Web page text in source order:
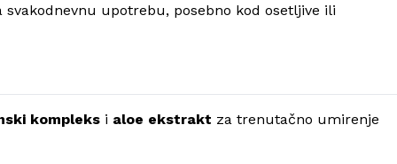
upotrebu, posebno kod osetljive ili
kompleks i aloe ekstrakt za trenutačno umirenje